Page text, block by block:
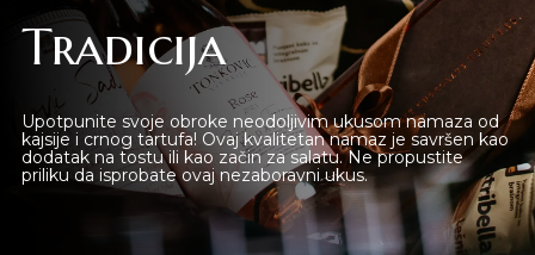
Tradicija
Upotpunite svoje obroke neodoljivim ukusom namaza od
kajsije i crnog tartufa! Ovaj kvalitetan namaz je savršen kao
dodatak na tostu ili kao začin za salatu. Ne propustite
priliku da isprobate ovaj nezaboravni ukus.